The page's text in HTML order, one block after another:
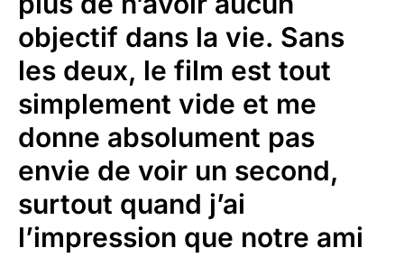
objectif dans la vie. Sans
les deux, le film est tout
simplement vide et me
donne absolument pas
envie de voir un second,
surtout quand j’ai
l’impression que notre ami